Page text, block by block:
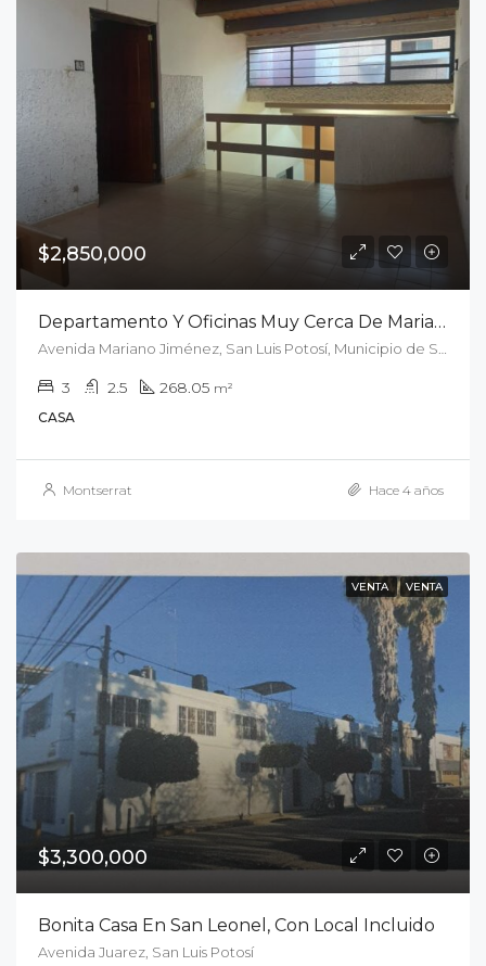
$2,850,000
Departamento Y Oficinas Muy Cerca De Mariano Jiménez
3 2.5 268.05 m²
CASA
Montserrat Hace 4 años
VENTA VENTA
$3,300,000
Bonita Casa En San Leonel, Con Local Incluido
Avenida Juarez, San Luis Potosí